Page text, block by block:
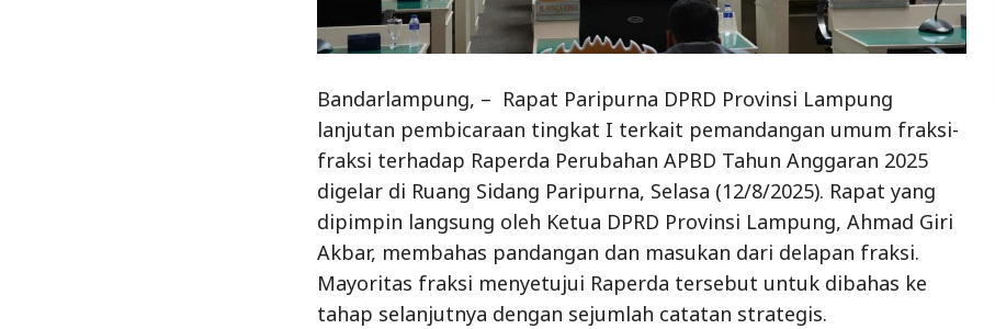
Bandarlampung, – Rapat Paripurna DPRD Provinsi Lampung
lanjutan pembicaraan tingkat I terkait pemandangan umum fraksi-
fraksi terhadap Raperda Perubahan APBD Tahun Anggaran 2025
digelar di Ruang Sidang Paripurna, Selasa (12/8/2025). Rapat yang
dipimpin langsung oleh Ketua DPRD Provinsi Lampung, Ahmad Giri
Akbar, membahas pandangan dan masukan dari delapan fraksi.
Mayoritas fraksi menyetujui Raperda tersebut untuk dibahas ke
tahap selanjutnya dengan sejumlah catatan strategis.